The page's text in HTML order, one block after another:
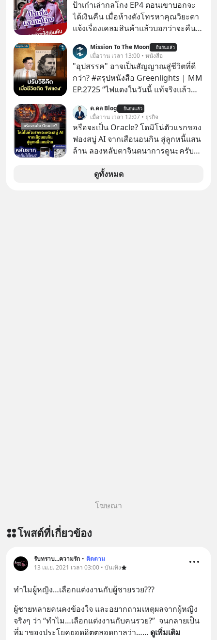
ป้าเก๋าเล่ากลโกง EP4 ตอนเขาบอกจะ
ได้เงินคืน เมื่อห้างดังโทรหาคุณวิยะดา
แจ้งเรื่องเคลมสินค้าแล้วบอกว่าจะคืน
เรื่องจ้อจี้ หาคำตอบได้ที่ “ป้าเก๋าเล่ากล
โกง” EP4 ตอน “เขาบอกว่าจะได้เงิน
คืน” #ป้าเก๋าเล่ากลโกง #แก้เกมกลโกง
#อยู่อย่างยั่งยืน #Cybersecurity #เตือน
Mission To The Moon ยืนยันแล้ว
เมื่อวาน เวลา 13:00 • หนังสือ
"อุปสรรค" อาจเป็นสัญญาณสู่ชีวิตที่ดี
กว่า? #สรุปหนังสือ Greenlights | MM
EP.2725 “ไฟแดงในวันนี้ แท้จริงแล้ว
เปลี่ยนสี” McConaughey ดาราดาวรุ่ง
ในยุคหนึ่ง เคยปฏิเสธเงินค่าตัวหนังรอม
คอมที่สูงถึง 14.5 ล้านดอลลาร์ (หรือ
ราว 500 ล้านบาท) เพียงเพราะเขาไม่
อยากขังตัวเองไว้ในกล่องเดิมๆ ผลที่
ตามมาคือ โทรศัพท์ของเขากลายเป็น
ความเงียบสนิทนานถึง 14 เดือนเต็ม แต่
ด.ดล Blog ยืนยันแล้ว
เมื่อวาน เวลา 12:07 • ธุรกิจ
หรือจะเป็น Oracle? โดมิโน่ตัวแรกของ
ฟองสบู่ AI จากเสือนอนกิน สู่ลูกหนี้แสน
ล้าน ลองหลับตาจินตนาการดูนะครับว่า
ว่าเขี้ยวลากดินสุดๆ มันจะน่าปวดหัว
ดูทั้งหมด
โฆษณา
โพสต์ที่เกี่ยวข้อง
รับทราบ...ความรัก • ติดตาม
13 เม.ย. 2021 เวลา 03:00 • บันเทิง
ทำไมผู้หญิง…เลือกแต่งงานกับผู้ชายรวย???
ผู้ชายหลายคนคงข้องใจ และอยากถามเหตุผลจากผู้หญิง
จริงๆ ว่า “ทำไม…เลือกแต่งงานกับคนรวย?”  จนกลายเป็น
ที่มาของประโยคยอดฮิตตลอดกาลว่า…... ดูเพิ่มเติม